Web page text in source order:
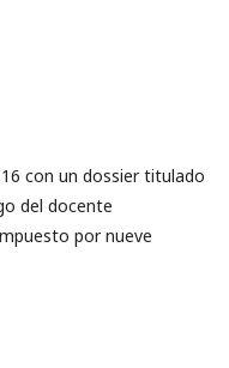
con un dossier titulado
del docente
por nueve